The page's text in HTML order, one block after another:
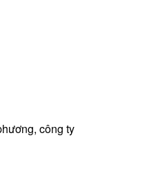
công ty